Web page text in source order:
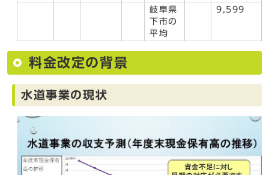
岐阜県
下市の
平均
9,599
料金改定の背景
水道事業の現状